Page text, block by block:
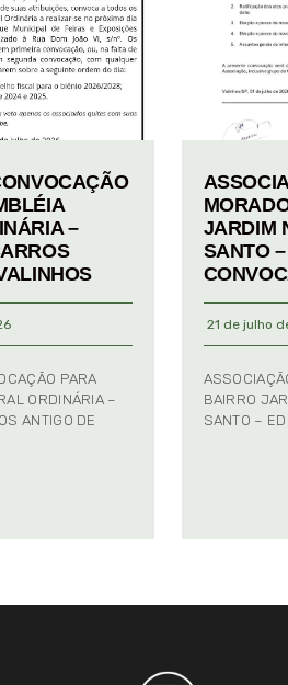
–
PARA
ORDINÁRIA –
ANTIGO DE
JARDIM
SANTO
21 de julho
BAIRRO
SANTO –